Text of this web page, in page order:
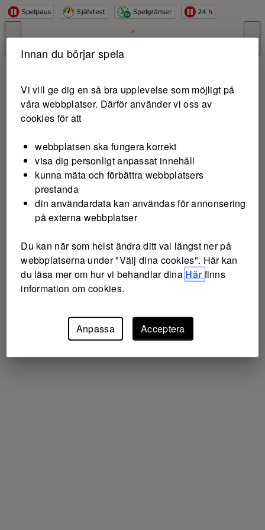
Hoppa till innehåll
Innan du börjar spela
Vi vill ge dig en så bra upplevelse som möjligt på
våra webbplatser. Därför använder vi oss av
cookies för att
webbplatsen ska fungera korrekt
visa dig personligt anpassat innehåll
kunna mäta och förbättra webbplatsers
prestanda
din användardata kan användas för annonsering
på externa webbplatser
Du kan när som helst ändra ditt val längst ner på
webbplatserna under "Välj dina cookies". Här kan
du läsa mer om hur vi behandlar dina Här finns
information om cookies.
Anpassa Acceptera